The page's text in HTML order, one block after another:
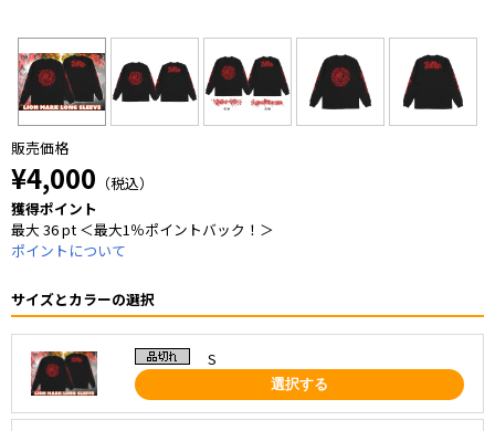
販売価格
¥4,000 （税込）
獲得ポイント
最大 36 pt ＜最大1％ポイントバック！＞
ポイントについて
サイズとカラーの選択
S
選択する